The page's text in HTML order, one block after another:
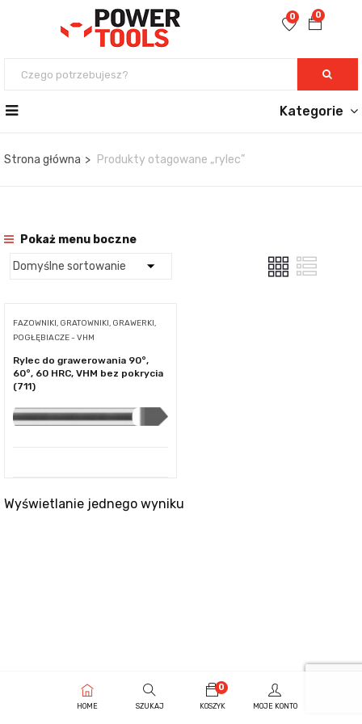
0
0
Kategorie
Strona główna Produkty otagowane „rylec”
Pokaż menu boczne
FAZOWNIKI, GRATOWNIKI, GRAWERKI,
POGŁĘBIACZE - VHM
Rylec do grawerowania 90°,
60°, 60 HRC, VHM bez pokrycia
(711)
Wyświetlanie jednego wyniku
HOME SZUKAJ
0
KOSZYK MOJE KONTO